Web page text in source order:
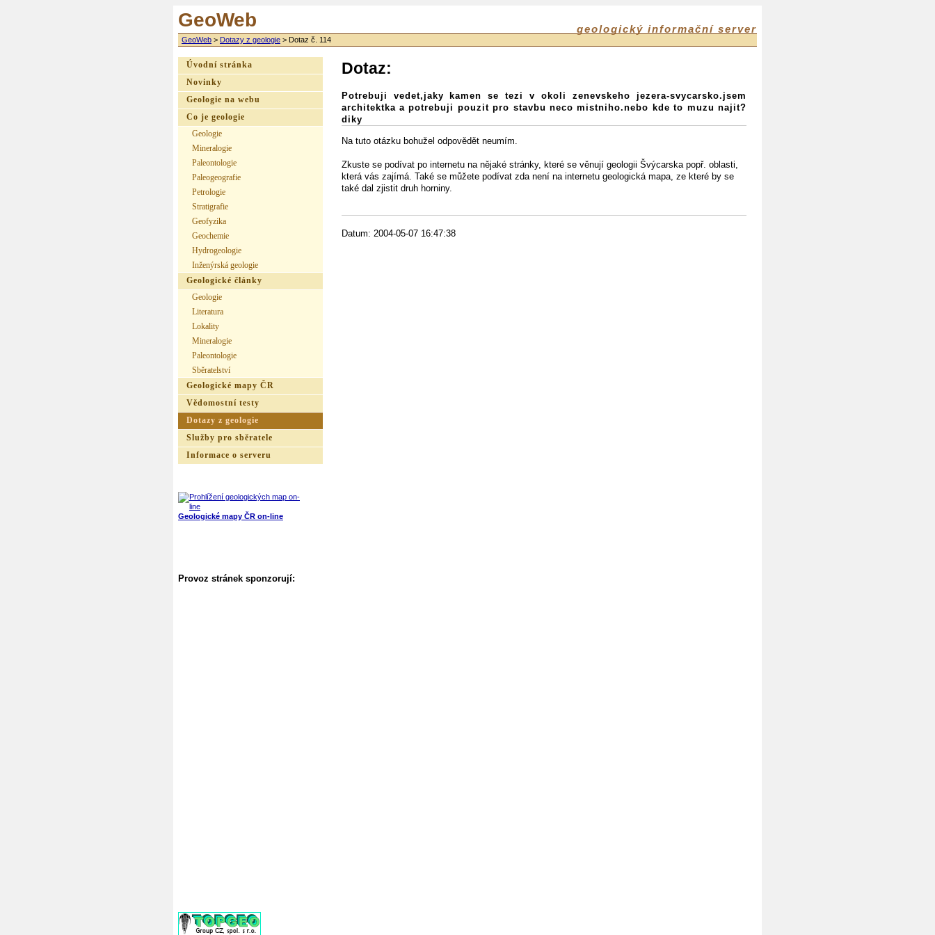
GeoWeb geologický informační server
GeoWeb > Dotazy z geologie > Dotaz č. 114
Dotaz:
Potrebuji vedet,jaky kamen se tezi v okoli zenevskeho jezera-svycarsko.jsem
architektka a potrebuji pouzit pro stavbu neco mistniho.nebo kde to muzu najit?
diky
Na tuto otázku bohužel odpovědět neumím.
Zkuste se podívat po internetu na nějaké stránky, které se věnují geologii Švýcarska popř. oblasti,
která vás zajímá. Také se můžete podívat zda není na internetu geologická mapa, ze které by se
také dal zjistit druh horniny.
Datum: 2004-05-07 16:47:38
Úvodní stránka
Novinky
Geologie na webu
Co je geologie
Geologie
Mineralogie
Paleontologie
Paleogeografie
Petrologie
Stratigrafie
Geofyzika
Geochemie
Hydrogeologie
Inženýrská geologie
Geologické články
Geologie
Literatura
Lokality
Mineralogie
Paleontologie
Sběratelství
Geologické mapy ČR
Vědomostní testy
Dotazy z geologie
Služby pro sběratele
Informace o serveru
Geologické mapy ČR on-line
Provoz stránek sponzorují: